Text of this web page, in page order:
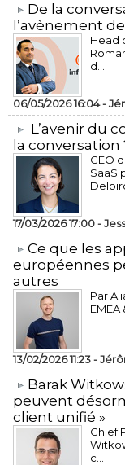
​De la
l’avènement
Head
d...
06/05/2026 16:04 -
L’avenir du
la conversation
CEO
SaaS
17/03/2026 17:00 -
​Ce que les
européennes
autres
Par
EMEA
13/02/2026 11:23 -
​Barak
peuvent
client unifié »
Chief
c...